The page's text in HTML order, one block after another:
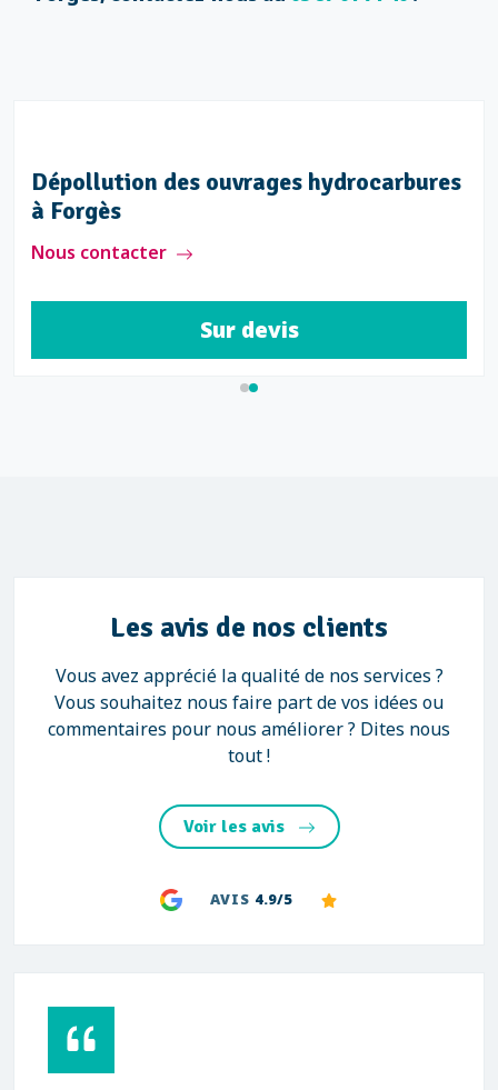
Dépollution des ouvrages hydrocarbures
à Forgès
Nous contacter
Sur devis
Les avis de nos clients
Vous avez apprécié la qualité de nos services ?
Vous souhaitez nous faire part de vos idées ou
commentaires pour nous améliorer ? Dites nous
tout !
Voir les avis
AVIS 4.9/5